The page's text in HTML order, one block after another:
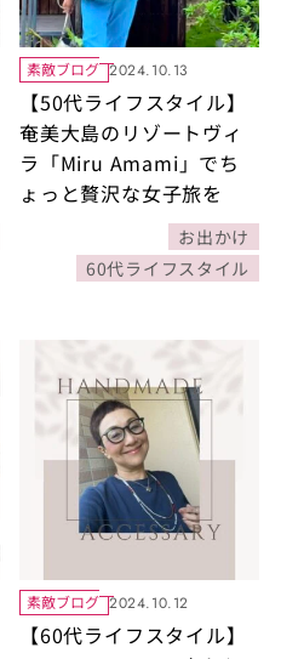
素敵ブログ 2024.10.13
【50代ライフスタイル】
奄美大島のリゾートヴィ
ラ「Miru Amami」でち
ょっと贅沢な女子旅を
お出かけ
60代ライフスタイル
素敵ブログ 2024.10.12
【60代ライフスタイル】